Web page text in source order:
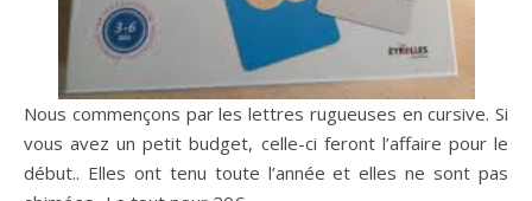
Nous commençons par les lettres rugueuses en cursive. Si
vous avez un petit budget, celle-ci feront l’affaire pour le
début.. Elles ont tenu toute l’année et elles ne sont pas